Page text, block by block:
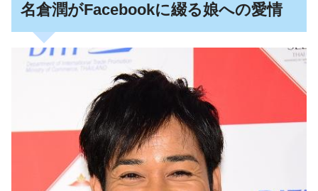
名倉潤がFacebookに綴る娘への愛情